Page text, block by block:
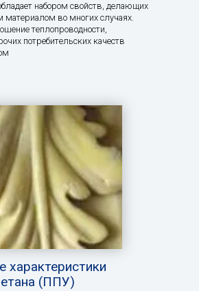
набором свойств, делающих
во многих случаях.
теплопроводности,
потребительских качеств
характеристики
(ППУ)